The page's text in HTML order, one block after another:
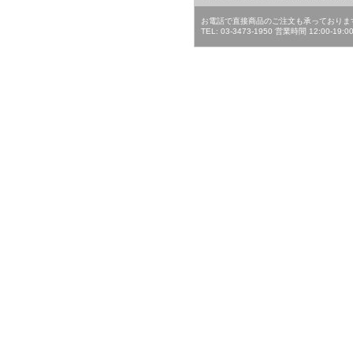
お電話で直接商品のご注文も承っておりま
TEL: 03-3473-1950 営業時間 12:00-